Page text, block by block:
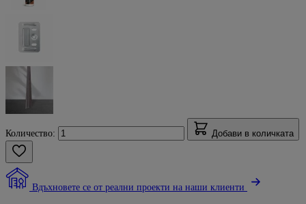
Количество: Добави в количката
Вдъхновете се от реални проекти на наши клиенти